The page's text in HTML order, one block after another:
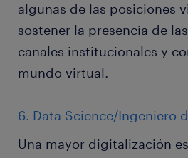
algunas de las posiciones
sostener la presencia de
canales institucionales y
mundo virtual.
6. Data Science/Ingeniero
Una mayor digitalización